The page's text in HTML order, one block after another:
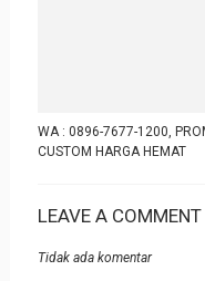
WA : 0896-7677-1200,
CUSTOM HARGA HEMAT
LEAVE A COMMENT
Tidak ada komentar